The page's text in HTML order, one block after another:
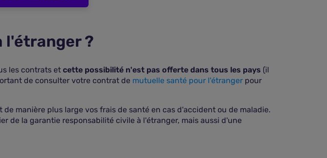
l'étranger ?
les contrats et cette possibilité n'est pas offerte dans tous les pays (il
de consulter votre contrat de mutuelle santé pour l'étranger pour
de manière plus large vos frais de santé en cas d'accident ou de maladie.
de la garantie responsabilité civile à l'étranger, mais aussi d'une